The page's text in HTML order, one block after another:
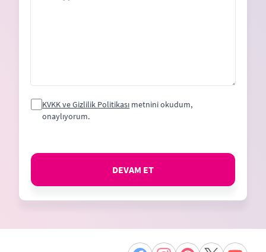
KVKK ve Gizlilik Politikası metnini okudum,
onaylıyorum.
DEVAM ET